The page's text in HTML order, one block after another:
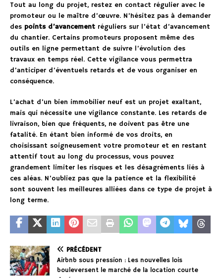
Tout au long du projet, restez en contact régulier avec le
promoteur ou le maître d’œuvre. N’hésitez pas à demander
des points d’avancement réguliers sur l’état d’avancement
du chantier. Certains promoteurs proposent même des
outils en ligne permettant de suivre l’évolution des
travaux en temps réel. Cette vigilance vous permettra
d’anticiper d’éventuels retards et de vous organiser en
conséquence.
L’achat d’un bien immobilier neuf est un projet exaltant,
mais qui nécessite une vigilance constante. Les retards de
livraison, bien que fréquents, ne doivent pas être une
fatalité. En étant bien informé de vos droits, en
choisissant soigneusement votre promoteur et en restant
attentif tout au long du processus, vous pouvez
grandement limiter les risques et les désagréments liés à
ces aléas. N’oubliez pas que la patience et la flexibilité
sont souvent les meilleures alliées dans ce type de projet à
long terme.
PRÉCÉDENT
Airbnb sous pression : Les nouvelles lois
bouleversent le marché de la location courte